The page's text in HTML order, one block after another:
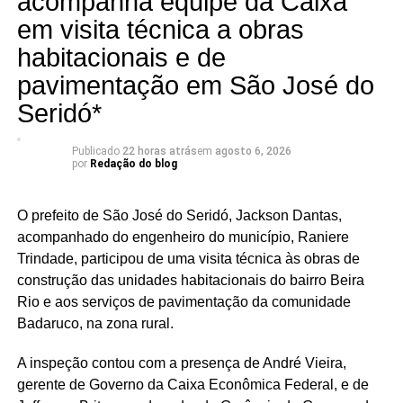
de crescimento. Quando uma cidade cresce, toda a
região cresce junto”, tem afirmado Ivan durante a série de
encontros.
A proposta do quadro é mostrar que cada município
possui uma vocação própria — seja na agricultura, na
fruticultura irrigada, na produção de petróleo, no
comércio, no turismo ou na cultura — e que o
voltadas ao desenvolvimento regional.
A agenda desta semana reforça uma das principais
características da pré-campanha de Ivan Júnior: a
presença constante nos municípios, o diálogo com a
população e a construção de propostas a partir da
Com base política consolidada em Assú e no Vale do
em visita técnica a obras
habitacionais e de
pavimentação em São José do
Seridó*
Publicado 22 horas atrásem agosto 6, 2026
por Redação do blog
O prefeito de São José do Seridó, Jackson Dantas,
acompanhado do engenheiro do município, Raniere
Trindade, participou de uma visita técnica às obras de
construção das unidades habitacionais do bairro Beira
Rio e aos serviços de pavimentação da comunidade
Badaruco, na zona rural.
A inspeção contou com a presença de André Vieira,
gerente de Governo da Caixa Econômica Federal, e de